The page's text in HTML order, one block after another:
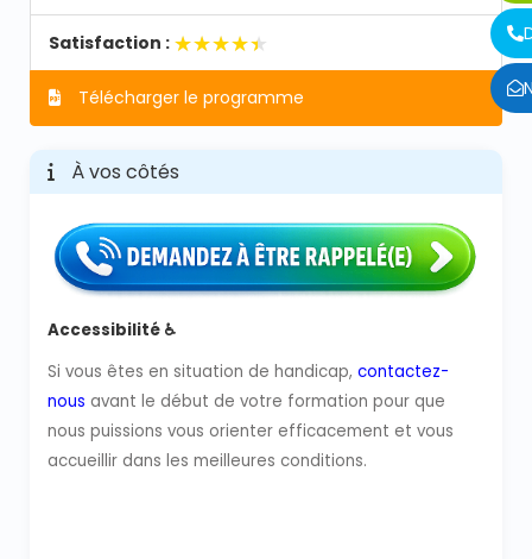
Satisfaction : ★★★★★
★★★★★
Télécharger le programme
À vos côtés
Accessibilité ♿
Si vous êtes en situation de handicap, contactez-
nous avant le début de votre formation pour que
nous puissions vous orienter efficacement et vous
accueillir dans les meilleures conditions.